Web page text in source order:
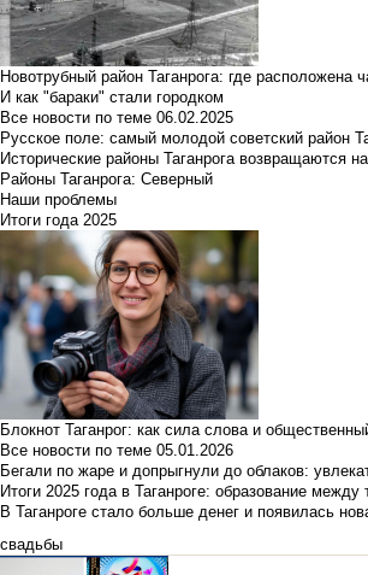
Новотрубный район Таганрога: где расположена
И как "бараки" стали городком
Все новости по теме 06.02.2025
Русское поле: самый молодой советский район
Исторические районы Таганрога возвращаются
Районы Таганрога: Северный
Наши проблемы
Итоги года 2025
Блокнот Таганрог: как сила слова и
Все новости по теме 05.01.2026
Бегали по жаре и допрыгнули до облаков:
Итоги 2025 года в Таганроге: образование
В Таганроге стало больше денег и появилась
свадьбы